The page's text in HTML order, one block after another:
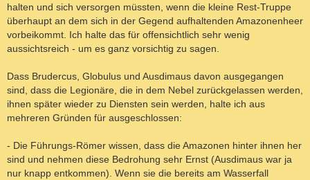
halten und sich versorgen müssten, wenn die kleine Rest-Truppe
überhaupt an dem sich in der Gegend aufhaltenden Amazonenheer
vorbeikommt. Ich halte das für offensichtlich sehr wenig
aussichtsreich - um es ganz vorsichtig zu sagen.
Dass Brudercus, Globulus und Ausdimaus davon ausgegangen
sind, dass die Legionäre, die in dem Nebel zurückgelassen werden,
ihnen später wieder zu Diensten sein werden, halte ich aus
mehreren Gründen für ausgeschlossen:
- Die Führungs-Römer wissen, dass die Amazonen hinter ihnen her
sind und nehmen diese Bedrohung sehr Ernst (Ausdimaus war ja
nur knapp entkommen). Wenn sie die bereits am Wasserfall